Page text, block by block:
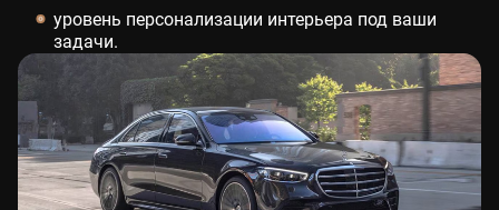
уровень персонализации интерьера под ваши
задачи.